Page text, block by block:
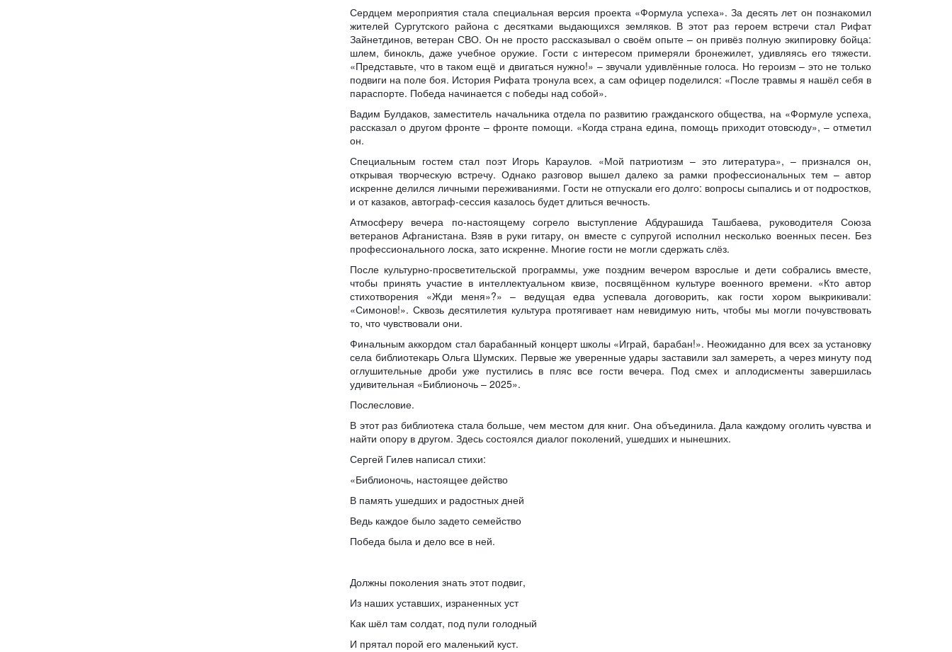
Сердцем мероприятия стала специальная версия проекта «Формула успеха». За десять лет он познакомил
жителей Сургутского района с десятками выдающихся земляков. В этот раз героем встречи стал Рифат
Зайнетдинов, ветеран СВО. Он не просто рассказывал о своём опыте – он привёз полную экипировку бойца:
шлем, бинокль, даже учебное оружие. Гости с интересом примеряли бронежилет, удивляясь его тяжести.
«Представьте, что в таком ещё и двигаться нужно!» – звучали удивлённые голоса. Но героизм – это не только
подвиги на поле боя. История Рифата тронула всех, а сам офицер поделился: «После травмы я нашёл себя в
параспорте. Победа начинается с победы над собой».
Вадим Булдаков, заместитель начальника отдела по развитию гражданского общества, на «Формуле успеха,
рассказал о другом фронте – фронте помощи. «Когда страна едина, помощь приходит отовсюду», – отметил
он.
Специальным гостем стал поэт Игорь Караулов. «Мой патриотизм – это литература», – признался он,
открывая творческую встречу. Однако разговор вышел далеко за рамки профессиональных тем – автор
искренне делился личными переживаниями. Гости не отпускали его долго: вопросы сыпались и от подростков,
и от казаков, автограф-сессия казалось будет длиться вечность.
Атмосферу вечера по-настоящему согрело выступление Абдурашида Ташбаева, руководителя Союза
ветеранов Афганистана. Взяв в руки гитару, он вместе с супругой исполнил несколько военных песен. Без
профессионального лоска, зато искренне. Многие гости не могли сдержать слёз.
После культурно-просветительской программы, уже поздним вечером взрослые и дети собрались вместе,
чтобы принять участие в интеллектуальном квизе, посвящённом культуре военного времени. «Кто автор
стихотворения «Жди меня»?» – ведущая едва успевала договорить, как гости хором выкрикивали:
«Симонов!». Сквозь десятилетия культура протягивает нам невидимую нить, чтобы мы могли почувствовать
то, что чувствовали они.
Финальным аккордом стал барабанный концерт школы «Играй, барабан!». Неожиданно для всех за установку
села библиотекарь Ольга Шумских. Первые же уверенные удары заставили зал замереть, а через минуту под
оглушительные дроби уже пустились в пляс все гости вечера. Под смех и аплодисменты завершилась
удивительная «Библионочь – 2025».
Послесловие.
В этот раз библиотека стала больше, чем местом для книг. Она объединила. Дала каждому оголить чувства и
найти опору в другом. Здесь состоялся диалог поколений, ушедших и нынешних.
Сергей Гилев написал стихи:
«Библионочь, настоящее действо
В память ушедших и радостных дней
Ведь каждое было задето семейство
Победа была и дело все в ней.
Должны поколения знать этот подвиг,
Из наших уставших, израненных уст
Как шёл там солдат, под пули голодный
И прятал порой его маленький куст.